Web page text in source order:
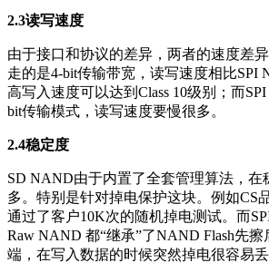
2.3读写速度
由于接口和协议的差异，两者的速度差
走的是4-bit传输带宽，读写速度相比SPI
高写入速度可以达到Class 10级别；而
bit传输模式，读写速度要慢很多。
2.4稳定度
SD NAND由于内置了全套管理算法，在
多。特别是针对掉电保护这块。例如CS
通过了客户10K次的随机掉电测试。而
Raw NAND 都“继承”了NAND Flash先
端，在写入数据的时候突然掉电很容易丢